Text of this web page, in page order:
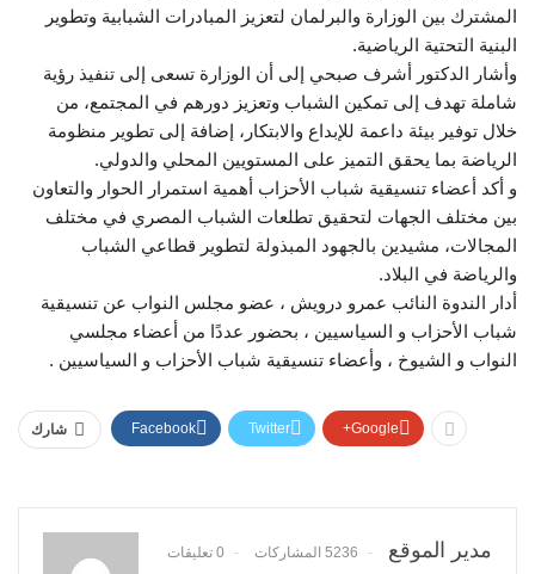
المشترك بين الوزارة والبرلمان لتعزيز المبادرات الشبابية وتطوير
البنية التحتية الرياضية.
وأشار الدكتور أشرف صبحي إلى أن الوزارة تسعى إلى تنفيذ رؤية
شاملة تهدف إلى تمكين الشباب وتعزيز دورهم في المجتمع، من
خلال توفير بيئة داعمة للإبداع والابتكار، إضافة إلى تطوير منظومة
الرياضة بما يحقق التميز على المستويين المحلي والدولي.
و أكد أعضاء تنسيقية شباب الأحزاب أهمية استمرار الحوار والتعاون
بين مختلف الجهات لتحقيق تطلعات الشباب المصري في مختلف
المجالات، مشيدين بالجهود المبذولة لتطوير قطاعي الشباب
والرياضة في البلاد.
أدار الندوة النائب عمرو درويش ، عضو مجلس النواب عن تنسيقية
شباب الأحزاب و السياسيين ، بحضور عددًا من أعضاء مجلسي
النواب و الشيوخ ، وأعضاء تنسيقية شباب الأحزاب و السياسيين .
شارك Facebook Twitter Google+
مدير الموقع 5236 المشاركات 0 تعليقات